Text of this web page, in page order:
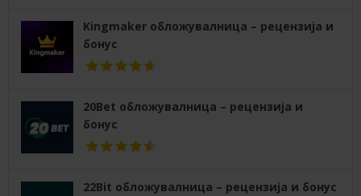
Kingmaker обложувалница – рецензија и
бонус
20Bet обложувалница – рецензија и
бонус
22Bit обложувалница – рецензија и бонус